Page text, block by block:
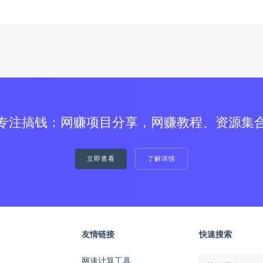
注搞钱：网赚项目分享，网赚教程、资源集
立即查看 了解详情
友情链接 快速搜索